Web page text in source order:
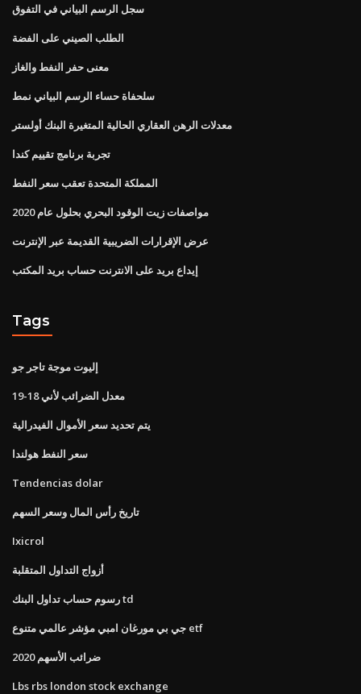
سجل الرسم البياني في التفوق
الطلب الصيني على الفضة
معنى حفر النفط والغاز
سلحفاة حساء الرسم البياني نمط
معدلات الرهن العقاري الحالية المتغيرة البنك أولستر
تجربة برنامج تقييم كندا
المملكة المتحدة تعقب سعر النفط
مواصفات زيت الوقود البحري بحلول عام 2020
عرض الإقرارات الضريبية القديمة عبر الإنترنت
إيداع بريد على الانترنت حساب بريد المكتب
Tags
إليوت موجة تاجر جو
معدل الضرائب لأني 18-19
يتم تحديد سعر الأموال الفيدرالية
سعر النفط هولندا
Tendencias dolar
تاريخ رأس المال وسعر السهم
Ixicrol
أزواج التداول المتقلبة
رسوم حساب تداول البنك td
جي بي مورغان امبي مؤشر عالمي متنوع etf
ضرائب الأسهم 2020
Lbs rbs london stock exchange